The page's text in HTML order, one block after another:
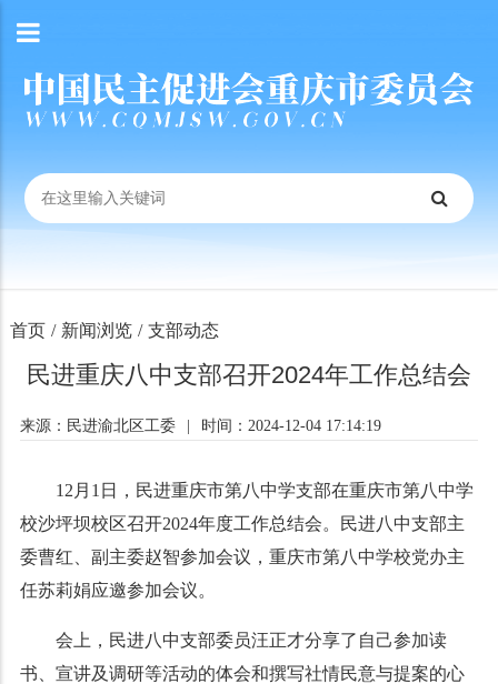
首页 / 新闻浏览 / 支部动态
民进重庆八中支部召开2024年工作总结会
来源：民进渝北区工委 时间：2024-12-04 17:14:19
12月1日，民进重庆市第八中学支部在重庆市第八中学
校沙坪坝校区召开2024年度工作总结会。民进八中支部主
委曹红、副主委赵智参加会议，重庆市第八中学校党办主
任苏莉娟应邀参加会议。
会上，民进八中支部委员汪正才分享了自己参加读
书、宣讲及调研等活动的体会和撰写社情民意与提案的心